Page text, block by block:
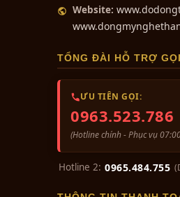
Website:
TỔNG ĐÀI HỖ TRỢ
ƯU TIÊN GỌI:
0963.523.786
(Hotline chính - Phục vụ
Hotline 2: 0965.484.755